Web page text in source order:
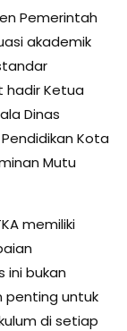
Pemerintah
akademik
hadir Ketua
Dinas
Kota
Mutu
memiliki
ini bukan
penting untuk
di setiap